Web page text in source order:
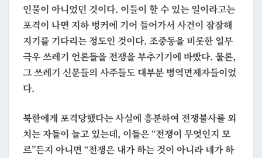
인물이 아니었던 것이다. 이들이 할 수 있는 일이라고는
포격이 나면 지하 벙커에 기어 들어가서 사건이 잠잠해
지기를 기다리는 정도인 것이다. 조중동을 비롯한 일부
극우 쓰레기 언론들을 전쟁을 부추기기에 바빴다. 물론,
그 쓰레기 신문들의 사주들도 대부분 병역면제자들이었
다.
북한에게 포격당했다는 사실에 흥분하여 전쟁불사를 외
치는 자들이 늘고 있는데, 이들은 “전쟁이 무엇인지 모
르”든지 아니면 “전쟁은 내가 하는 것이 아니라 네가 하